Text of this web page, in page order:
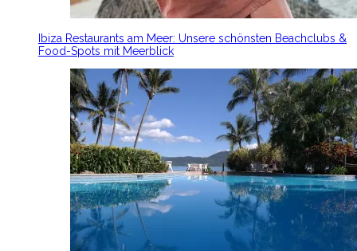
Ibiza Restaurants am Meer: Unsere schönsten Beachclubs &
Food-Spots mit Meerblick